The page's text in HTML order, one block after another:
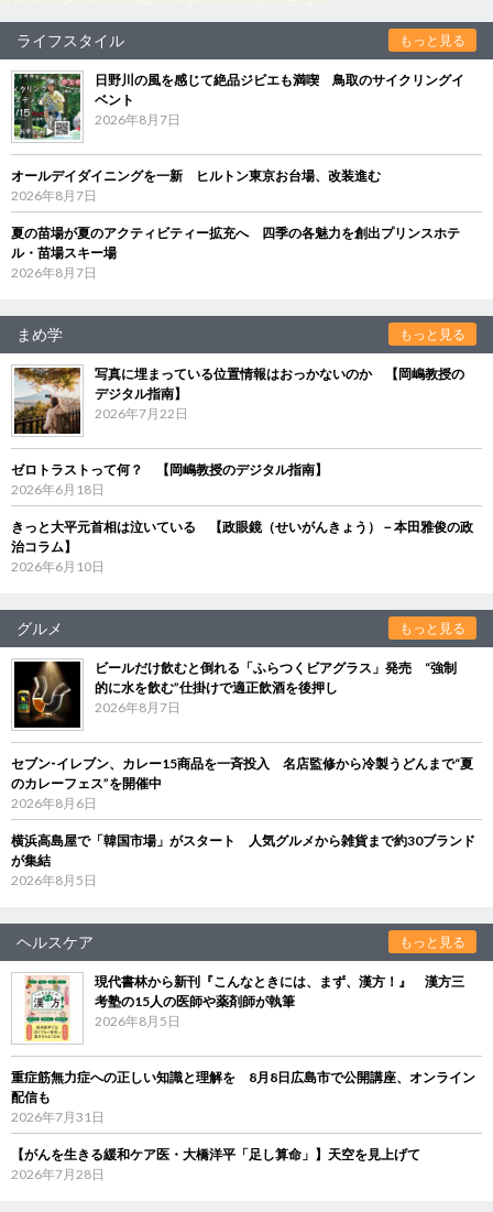
ライフスタイル もっと見る
日野川の風を感じて絶品ジビエも満喫 鳥取のサイクリングイ
ベント
2026年8月7日
オールデイダイニングを一新 ヒルトン東京お台場、改装進む
2026年8月7日
夏の苗場が夏のアクティビティー拡充へ 四季の各魅力を創出プリンスホテ
ル・苗場スキー場
2026年8月7日
まめ学 もっと見る
写真に埋まっている位置情報はおっかないのか 【岡嶋教授の
デジタル指南】
2026年7月22日
ゼロトラストって何？ 【岡嶋教授のデジタル指南】
2026年6月18日
きっと大平元首相は泣いている 【政眼鏡（せいがんきょう）－本田雅俊の政
治コラム】
2026年6月10日
グルメ もっと見る
ビールだけ飲むと倒れる「ふらつくビアグラス」発売 “強制
的に水を飲む”仕掛けで適正飲酒を後押し
2026年8月7日
セブン‐イレブン、カレー15商品を一斉投入 名店監修から冷製うどんまで“夏
のカレーフェス”を開催中
2026年8月6日
横浜高島屋で「韓国市場」がスタート 人気グルメから雑貨まで約30ブランド
が集結
2026年8月5日
ヘルスケア もっと見る
現代書林から新刊『こんなときには、まず、漢方！』 漢方三
考塾の15人の医師や薬剤師が執筆
2026年8月5日
重症筋無力症への正しい知識と理解を 8月8日広島市で公開講座、オンライン
配信も
2026年7月31日
【がんを生きる緩和ケア医・大橋洋平「足し算命」】天空を見上げて
2026年7月28日